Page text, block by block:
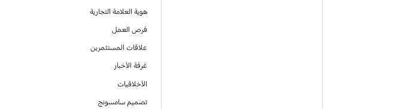
هوية العلامة التجارية
فرص العمل
علاقات المستثمرين
غرفة الأخبار
الأخلاقيات
تصميم سامسونج